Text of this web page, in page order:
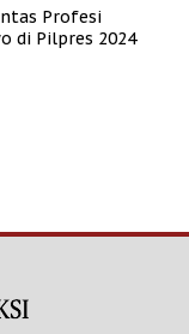
Profesi
di Pilpres 2024